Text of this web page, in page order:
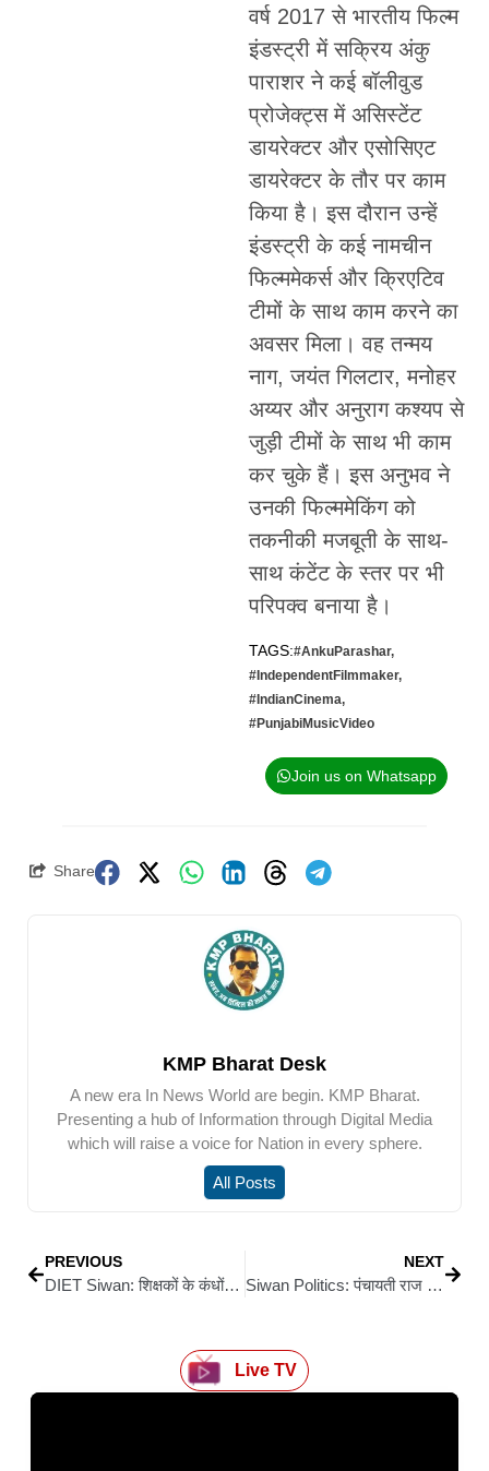
वर्ष 2017 से भारतीय फिल्म
इंडस्ट्री में सक्रिय अंकु
पाराशर ने कई बॉलीवुड
प्रोजेक्ट्स में असिस्टेंट
डायरेक्टर और एसोसिएट
डायरेक्टर के तौर पर काम
किया है। इस दौरान उन्हें
इंडस्ट्री के कई नामचीन
फिल्ममेकर्स और क्रिएटिव
टीमों के साथ काम करने का
अवसर मिला। वह तन्मय
नाग, जयंत गिलटार, मनोहर
अय्यर और अनुराग कश्यप से
जुड़ी टीमों के साथ भी काम
कर चुके हैं। इस अनुभव ने
उनकी फिल्ममेकिंग को
तकनीकी मजबूती के साथ-
साथ कंटेंट के स्तर पर भी
परिपक्व बनाया है।
TAGS:#AnkuParashar,
#IndependentFilmmaker,
#IndianCinema,
#PunjabiMusicVideo
Join us on Whatsapp
Share
KMP Bharat Desk
A new era In News World are begin. KMP Bharat.
Presenting a hub of Information through Digital Media
which will raise a voice for Nation in every sphere.
All Posts
PREVIOUS
DIET Siwan: शिक्षकों के कंधों पर समाज निर्माण की जिम्मेदारी : डॉ. शिशुपाल सिंह
NEXT
Siwan Politics: पंचायती राज चुनाव से पहले सीवान में जन सुराज पार्टी ने कसी कमर, संगठन मजबूती पर हुआ गंभीर विचार मंथन
Live TV